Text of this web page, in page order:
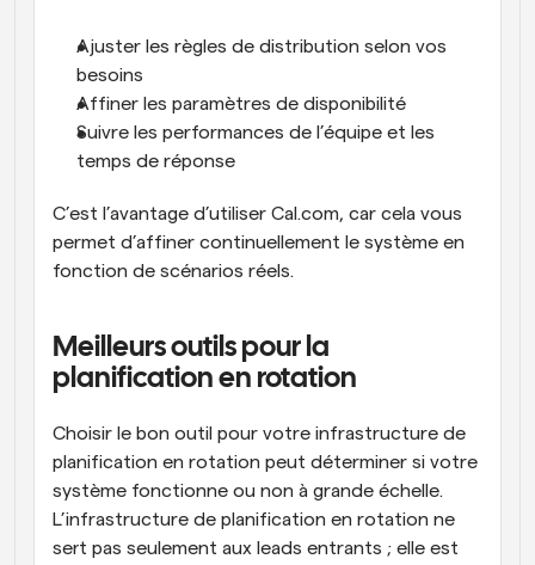
Ajuster les règles de distribution selon vos
besoins
Affiner les paramètres de disponibilité
Suivre les performances de l’équipe et les
temps de réponse
C’est l’avantage d’utiliser Cal.com, car cela vous
permet d’affiner continuellement le système en
fonction de scénarios réels.
Meilleurs outils pour la
planification en rotation
Choisir le bon outil pour votre infrastructure de
planification en rotation peut déterminer si votre
système fonctionne ou non à grande échelle.
L’infrastructure de planification en rotation ne
sert pas seulement aux leads entrants ; elle est